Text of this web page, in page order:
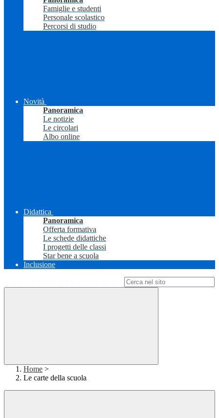
Famiglie e studenti
Personale scolastico
Percorsi di studio
Novità
Panoramica
Le notizie
Le circolari
Albo online
Didattica
Panoramica
Offerta formativa
Le schede didattiche
I progetti delle classi
Star bene a scuola
Inclusione
Home >
Le carte della scuola